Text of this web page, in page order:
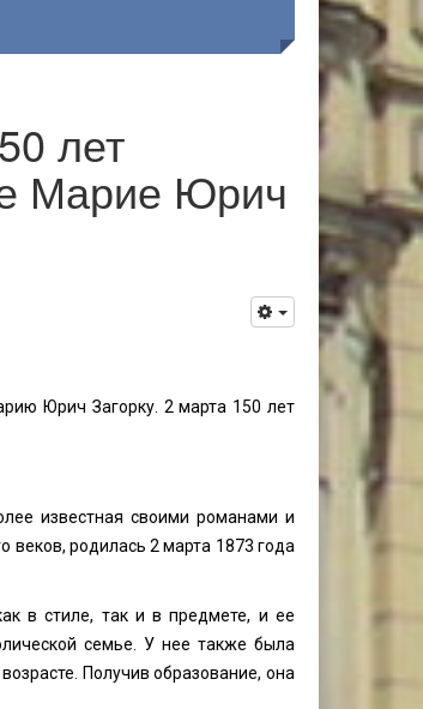
лет
Марие Юрич
Юрич Загорку. 2 марта 150 лет
известная своими романами и
родилась 2 марта 1873 года
в стиле, так и в предмете, и ее
семье. У нее также была
Получив образование, она